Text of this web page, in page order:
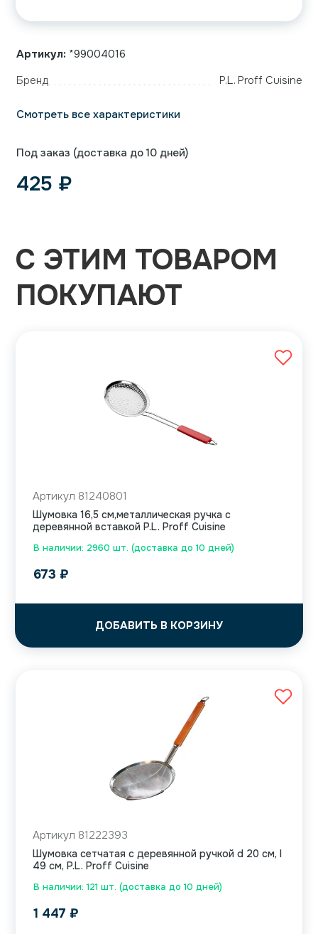
Артикул: *99004016
Бренд
P.L. Proff Cuisine
Смотреть все характеристики
Под заказ (доставка до 10 дней)
425 ₽
С ЭТИМ ТОВАРОМ
ПОКУПАЮТ
В наличии: 2960 шт. (доставка до 10 дней)
Артикул 81240801
Шумовка 16,5 см,металлическая ручка с
деревянной вставкой P.L. Proff Cuisine
673 ₽
ДОБАВИТЬ В КОРЗИНУ
В наличии: 121 шт. (доставка до 10 дней)
Артикул 81222393
Шумовка сетчатая с деревянной ручкой d 20 см, l
49 см, P.L. Proff Cuisine
1 447 ₽